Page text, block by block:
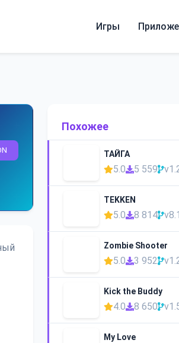
Игры
Похожее
ТАЙГА
5.0 5 559
TEKKEN
5.0 8 814
Zombie Shooter
5.0 3 952
Kick the Buddy
4.0 8 650
My Love